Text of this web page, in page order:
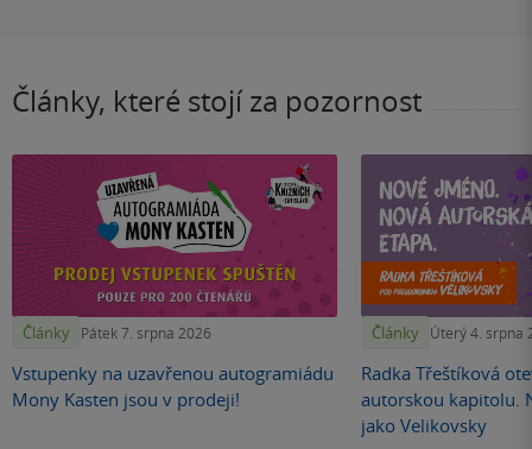
Články, které stojí za pozornost
Články Pátek 7. srpna 2026
Vstupenky na uzavřenou autogramiádu
Mony Kasten jsou v prodeji!
Články Úterý 4. srpna
Radka Třeštíková
autorskou kapitolu.
jako Velikovsky